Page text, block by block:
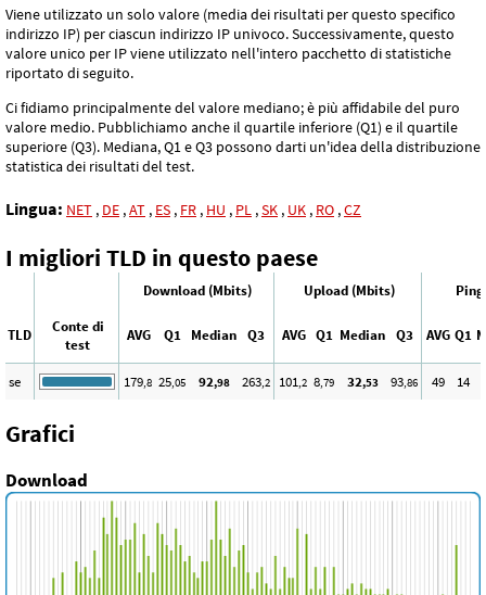
Viene utilizzato un solo valore (media dei risultati per questo specifico
indirizzo IP) per ciascun indirizzo IP univoco. Successivamente, questo
valore unico per IP viene utilizzato nell'intero pacchetto di statistiche
riportato di seguito.
Ci fidiamo principalmente del valore mediano; è più affidabile del puro
valore medio. Pubblichiamo anche il quartile inferiore (Q1) e il quartile
superiore (Q3). Mediana, Q1 e Q3 possono darti un'idea della distribuzione
statistica dei risultati del test.
Lingua: NET , DE ,AT , ES , FR , HU , PL ,SK , UK , RO ,CZ
I migliori TLD in questo paese
Download (Mbits) Upload (Mbits)
TLD
Conte di
test
AVG Q1 Median Q3 AVG Q1 Median Q3 AVG Q1
se 179,8 25,05 92,98 263,2 101,2 8,79 32,53 93,86 49 14
Grafici
Download